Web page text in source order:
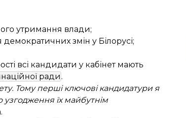
утримання влади;
змін у Білорусі;
всі кандидати у кабінет мають
ради .
Тому перші ключові кандидатури я
їх майбутнім